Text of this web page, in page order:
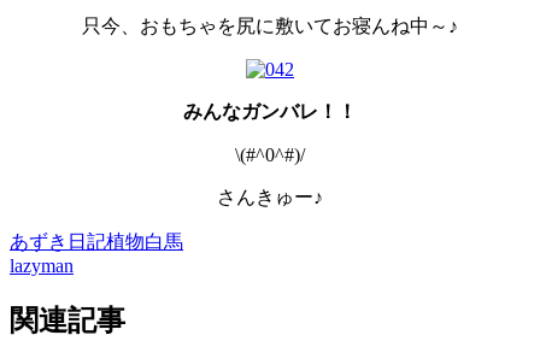
只今、おもちゃを尻に敷いてお寝んね中～♪
みんなガンバレ！！
\(#^0^#)/
さんきゅー♪
あずき日記植物白馬
lazyman
関連記事